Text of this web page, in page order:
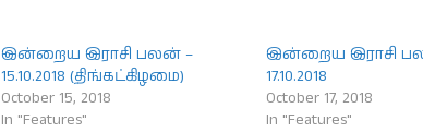
இன்றைய இராசி பலன் –
15.10.2018 (திங்கட்கிழமை)
October 15, 2018
In "Features"
இன்றைய இராசி
17.10.2018
October 17, 2018
In "Features"